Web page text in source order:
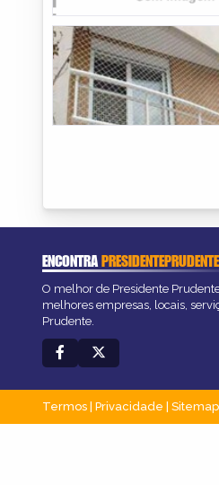
ENCONTRAPRESIDENTEPRUDENTE
O melhor de Presidente
melhores empresas, locais,
Prudente.
Termos | Privacidade | Sitemap